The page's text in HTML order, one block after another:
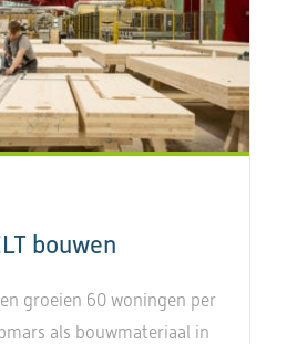
bouwen
groeien 60 woningen per
als bouwmateriaal in